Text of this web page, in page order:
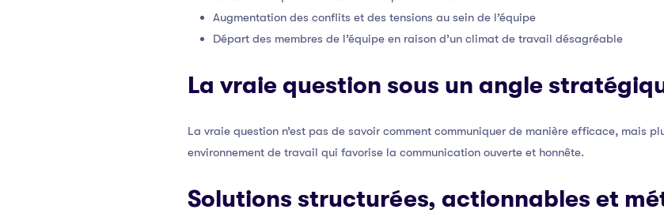
Augmentation des conflits et des tensions au sein de l’équipe
Départ des membres de l’équipe en raison d’un climat de travail désagréable
La vraie question sous un angle
La vraie question n’est pas de savoir comment communiquer de manière efficace, mais
environnement de travail qui favorise la communication ouverte et honnête.
Solutions structurées, actionnables et